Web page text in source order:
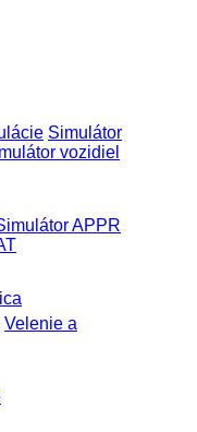
Simulátor
vozidiel
APPR
Velenie a